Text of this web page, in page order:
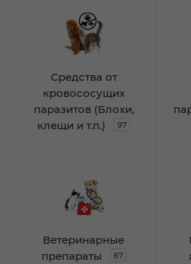
Средства от
кровососущих
паразитов (Блохи,
клещи и т.п.)
97
Ветеринарные
препараты
67